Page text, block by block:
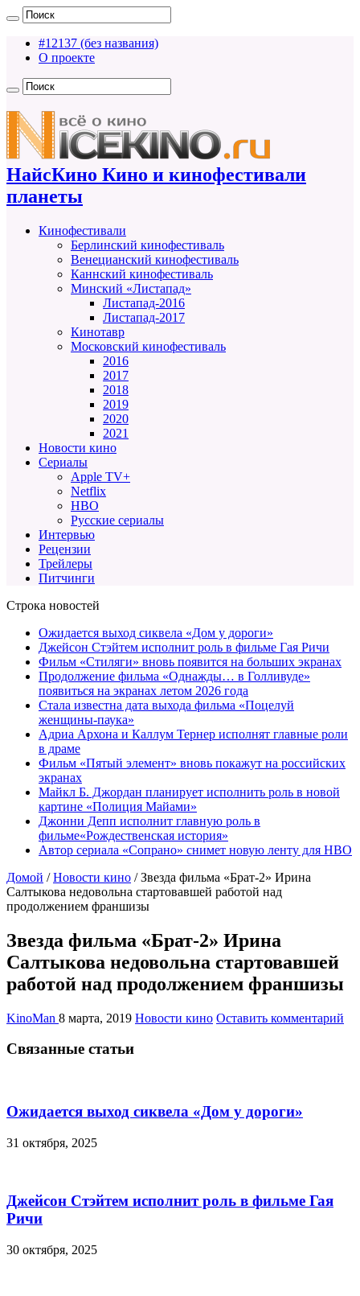
#12137 (без названия)
О проекте
НайсКино Кино и кинофестивали
планеты
Кинофестивали
Берлинский кинофестиваль
Венецианский кинофестиваль
Каннский кинофестиваль
Минский «Листапад»
Листапад-2016
Листапад-2017
Кинотавр
Московский кинофестиваль
2016
2017
2018
2019
2020
2021
Новости кино
Сериалы
Apple TV+
Netflix
HBO
Русские сериалы
Интервью
Рецензии
Трейлеры
Питчинги
Строка новостей
Ожидается выход сиквела «Дом у дороги»
Джейсон Стэйтем исполнит роль в фильме Гая Ричи
Фильм «Стиляги» вновь появится на больших экранах
Продолжение фильма «Однажды… в Голливуде»
появиться на экранах летом 2026 года
Стала известна дата выхода фильма «Поцелуй
женщины-паука»
Адриа Архона и Каллум Тернер исполнят главные роли
в драме
Фильм «Пятый элемент» вновь покажут на российских
экранах
Майкл Б. Джордан планирует исполнить роль в новой
картине «Полиция Майами»
Джонни Депп исполнит главную роль в
фильме«Рождественская история»
Автор сериала «Сопрано» снимет новую ленту для HBO
Домой / Новости кино / Звезда фильма «Брат-2» Ирина
Салтыкова недовольна стартовавшей работой над
продолжением франшизы
Звезда фильма «Брат-2» Ирина
Салтыкова недовольна стартовавшей
работой над продолжением франшизы
KinoMan 8 марта, 2019 Новости кино Оставить комментарий
Связанные статьи
Ожидается выход сиквела «Дом у дороги»
31 октября, 2025
Джейсон Стэйтем исполнит роль в фильме Гая
Ричи
30 октября, 2025